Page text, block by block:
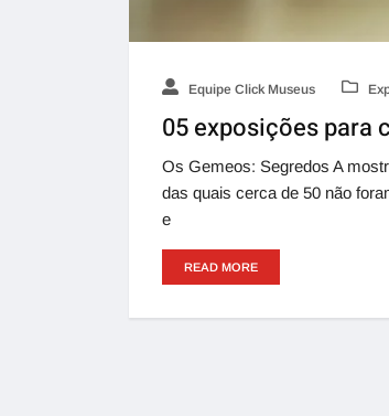
Equipe Click Museus
05 exposições para
Os Gemeos: Segredos A
das quais cerca de 50 não
e
READ MORE